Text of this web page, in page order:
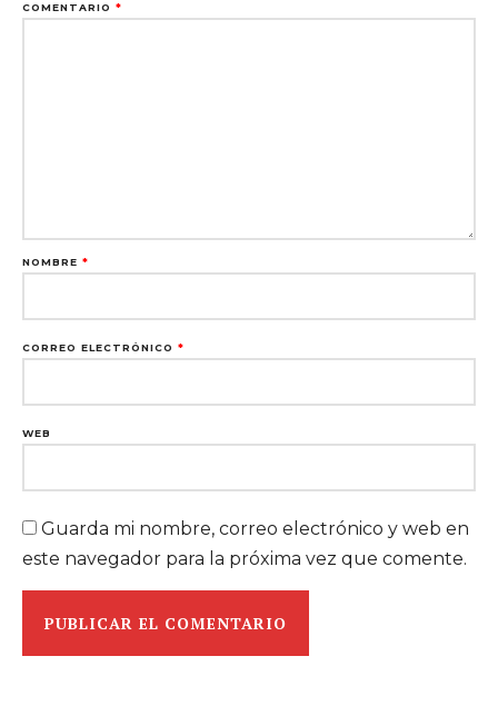
COMENTARIO *
NOMBRE *
CORREO ELECTRÓNICO *
WEB
Guarda mi nombre, correo electrónico y web en
este navegador para la próxima vez que comente.